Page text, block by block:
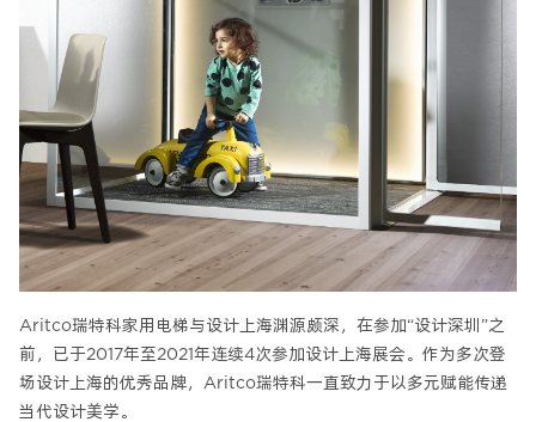
Aritco瑞特科家用电梯与设计上海渊源颇深，在参加“设计深圳”之
前，已于2017年至2021年连续4次参加设计上海展会。作为多次登
场设计上海的优秀品牌，Aritco瑞特科一直致力于以多元赋能传递
当代设计美学。